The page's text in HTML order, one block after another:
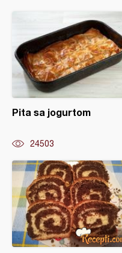
Pita sa jogurtom
24503